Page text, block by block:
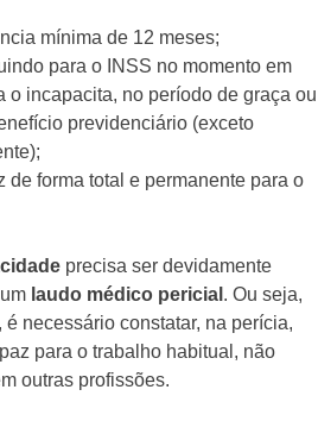
mínima de 12 meses;
para o INSS no momento em
o incapacita, no período de graça ou
previdenciário (exceto
de forma total e permanente para o
precisa ser devidamente
laudo médico pericial . Ou seja,
necessário constatar, na perícia,
para o trabalho habitual, não
outras profissões.